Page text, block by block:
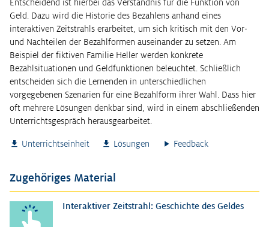
Entscheidend ist hierbei das Verständnis für die Funktion von
Geld. Dazu wird die Historie des Bezahlens anhand eines
interaktiven Zeitstrahls erarbeitet, um sich kritisch mit den Vor-
und Nachteilen der Bezahlformen auseinander zu setzen. Am
Beispiel der fiktiven Familie Heller werden konkrete
Bezahlsituationen und Geldfunktionen beleuchtet. Schließlich
entscheiden sich die Lernenden in unterschiedlichen
vorgegebenen Szenarien für eine Bezahlform ihrer Wahl. Dass hier
oft mehrere Lösungen denkbar sind, wird in einem abschließenden
Unterrichtsgespräch herausgearbeitet.
Unterrichtseinheit Lösungen Feedback
Zugehöriges Material
Interaktiver Zeitstrahl: Geschichte des Geldes